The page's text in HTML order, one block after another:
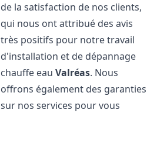
de la satisfaction de nos clients,
qui nous ont attribué des avis
très positifs pour notre travail
d'installation et de dépannage
chauffe eauValréas. Nous
offrons également des garanties
sur nos services pour vous